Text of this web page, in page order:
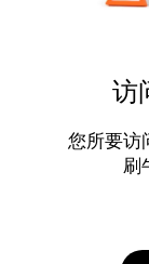
访
您所要访
刷